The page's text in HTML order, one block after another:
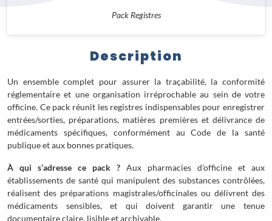
Pack Registres
Description
Un ensemble complet pour assurer la traçabilité, la conformité
réglementaire et une organisation irréprochable au sein de votre
officine. Ce pack réunit les registres indispensables pour enregistrer
entrées/sorties, préparations, matières premières et délivrance de
médicaments spécifiques, conformément au Code de la santé
publique et aux bonnes pratiques.
À qui s’adresse ce pack ? Aux pharmacies d’officine et aux
établissements de santé qui manipulent des substances contrôlées,
réalisent des préparations magistrales/officinales ou délivrent des
médicaments sensibles, et qui doivent garantir une tenue
documentaire claire, lisible et archivable.